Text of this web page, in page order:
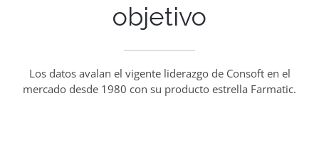
objetivo
Los datos avalan el vigente liderazgo de Consoft en el
mercado desde 1980 con su producto estrella Farmatic.